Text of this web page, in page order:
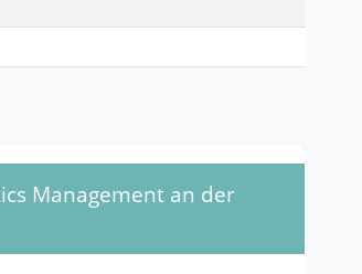
Management an der